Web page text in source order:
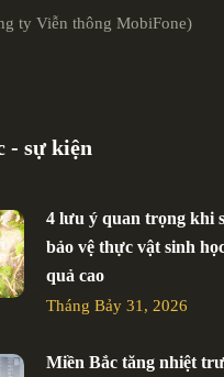
ty Viễn thông MobiFone)
- sự kiện
4 lưu ý quan trọng khi
bảo vệ thực vật sinh
quả cao
Tháng Bảy 31, 2026
Miền Bắc tăng nhiệt